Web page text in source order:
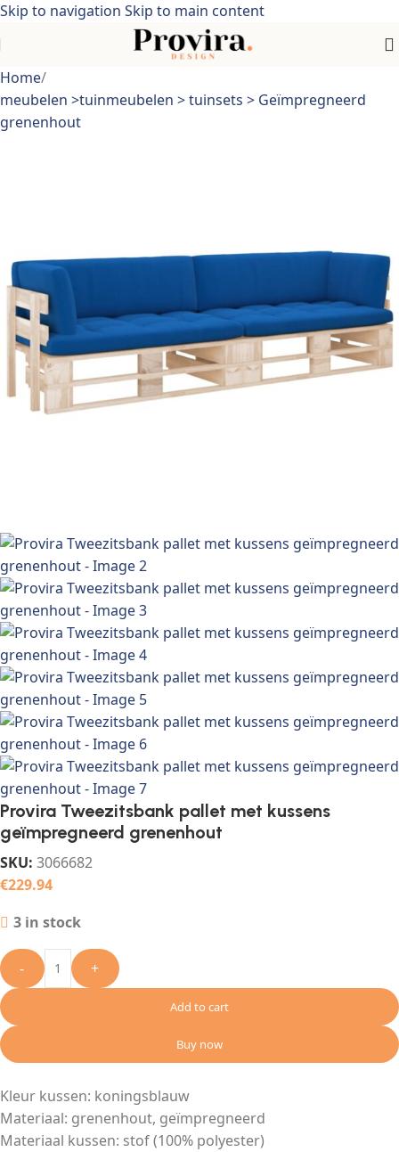
Skip to navigation Skip to main content
Home/
meubelen >tuinmeubelen > tuinsets > Geïmpregneerd
grenenhout
Provira Tweezitsbank pallet met kussens
geïmpregneerd grenenhout
SKU: 3066682
€229.94
3 in stock
- +
Add to cart
Buy now
Kleur kussen: koningsblauw
Materiaal: grenenhout, geïmpregneerd
Materiaal kussen: stof (100% polyester)